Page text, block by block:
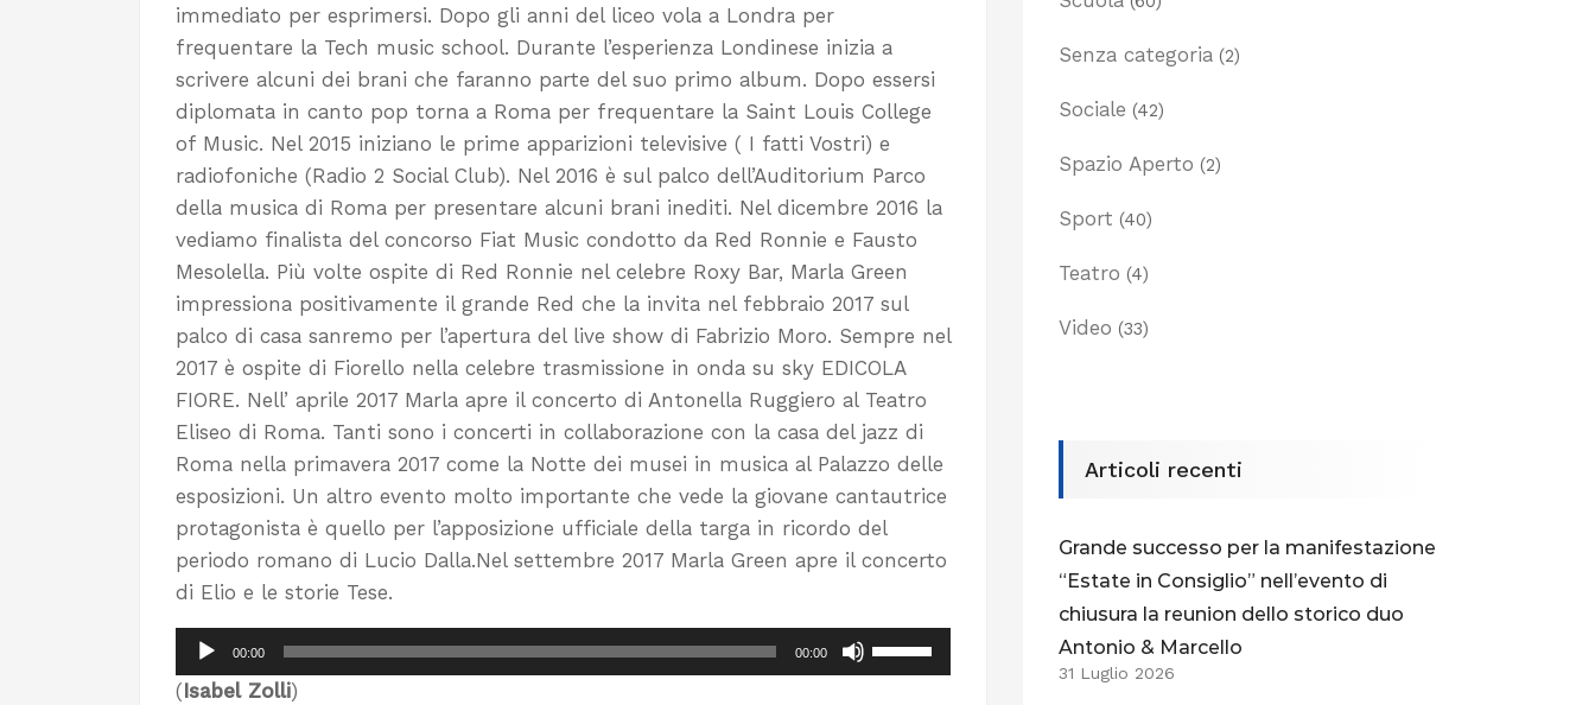
immediato per esprimersi. Dopo gli anni del liceo vola a Londra per
frequentare la Tech music school. Durante l’esperienza Londinese inizia a
scrivere alcuni dei brani che faranno parte del suo primo album. Dopo essersi
diplomata in canto pop torna a Roma per frequentare la Saint Louis College
of Music. Nel 2015 iniziano le prime apparizioni televisive ( I fatti Vostri) e
radiofoniche (Radio 2 Social Club). Nel 2016 è sul palco dell’Auditorium Parco
della musica di Roma per presentare alcuni brani inediti. Nel dicembre 2016 la
vediamo finalista del concorso Fiat Music condotto da Red Ronnie e Fausto
Mesolella. Più volte ospite di Red Ronnie nel celebre Roxy Bar, Marla Green
impressiona positivamente il grande Red che la invita nel febbraio 2017 sul
palco di casa sanremo per l’apertura del live show di Fabrizio Moro. Sempre nel
2017 è ospite di Fiorello nella celebre trasmissione in onda su sky EDICOLA
FIORE. Nell’ aprile 2017 Marla apre il concerto di Antonella Ruggiero al Teatro
Eliseo di Roma. Tanti sono i concerti in collaborazione con la casa del jazz di
Roma nella primavera 2017 come la Notte dei musei in musica al Palazzo delle
esposizioni. Un altro evento molto importante che vede la giovane cantautrice
protagonista è quello per l’apposizione ufficiale della targa in ricordo del
periodo romano di Lucio Dalla.Nel settembre 2017 Marla Green apre il concerto
di Elio e le storie Tese.
Audio
Player
00:00 00:00
Usa
i
(Isabel Zolli)
Senza categoria (2)
Sociale (42)
Spazio Aperto (2)
Sport (40)
Teatro (4)
Video (33)
Articoli recenti
Grande successo per la manifestazione
“Estate in Consiglio” nell’evento di
chiusura la reunion dello storico duo
Antonio & Marcello
31 Luglio 2026